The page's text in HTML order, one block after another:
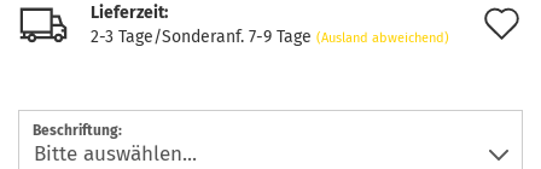
Lieferzeit:
2-3 Tage/Sonderanf. 7-9 Tage (Ausland abweichend)
Beschriftung: